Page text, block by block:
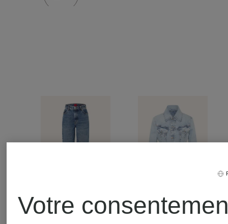
Votre